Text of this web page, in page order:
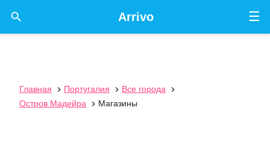
☰
Arrivo

Главная  Португалия  Все города

Остров Мадейра
 Магазины